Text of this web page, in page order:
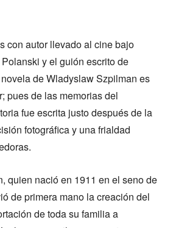
con autor llevado al cine bajo
y el guión escrito de
de Wladyslaw Szpilman es
pues de las memorias del
fue escrita justo después de la
fotográfica y una frialdad
quien nació en 1911 en el seno de
de primera mano la creación del
de toda su familia a